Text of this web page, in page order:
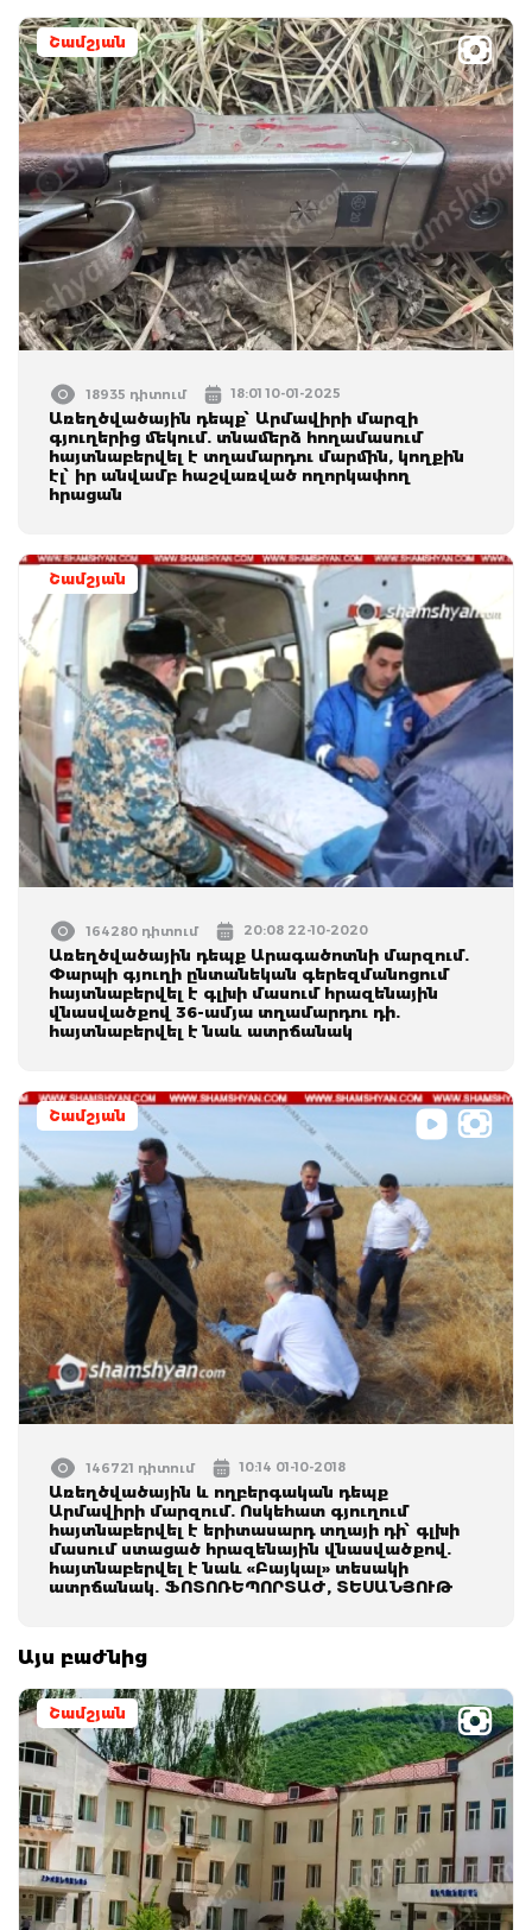
Շամշյան
18935 դիտում 18:01 10-01-2025
Առեղծվածային դեպք՝ Արմավիրի մարզի
գյուղերից մեկում. տնամերձ հողամասում
հայտնաբերվել է տղամարդու մարմին, կողքին
էլ՝ իր անվամբ հաշվառված ողորկափող
հրացան
Շամշյան
164280 դիտում 20:08 22-10-2020
Առեղծվածային դեպք Արագածոտնի մարզում.
Փարպի գյուղի ընտանեկան գերեզմանոցում
հայտնաբերվել է գլխի մասում հրազենային
վնասվածքով 36-ամյա տղամարդու դի.
հայտնաբերվել է նաև ատրճանակ
Շամշյան
146721 դիտում 10:14 01-10-2018
Առեղծվածային և ողբերգական դեպք
Արմավիրի մարզում. Ոսկեհատ գյուղում
հայտնաբերվել է երիտասարդ տղայի դի՝ գլխի
մասում ստացած հրազենային վնասվածքով.
հայտնաբերվել է նաև «Բայկալ» տեսակի
ատրճանակ. ՖՈՏՈՌԵՊՈՐՏԱԺ, ՏԵՍԱՆՅՈՒԹ
Այս բաժնից
Շամշյան